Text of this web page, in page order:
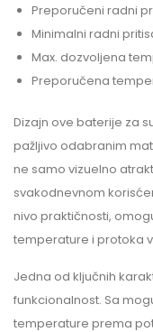
Preporučeni radni
Minimalni radni
Max. dozvoljena
Preporučena
Dizajn ove baterije za
pažljivo odabranim
ne samo vizuelno
svakodnevnom
nivo praktičnosti,
temperature i protoka
Jedna od ključnih
funkcionalnost. Sa
temperature prema